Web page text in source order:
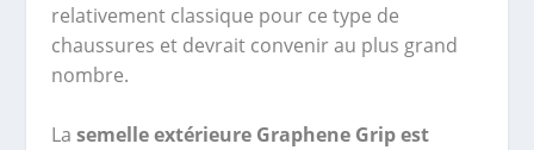
relativement classique pour ce type de
chaussures et devrait convenir au plus grand
nombre.
La semelle extérieure Graphene Grip est